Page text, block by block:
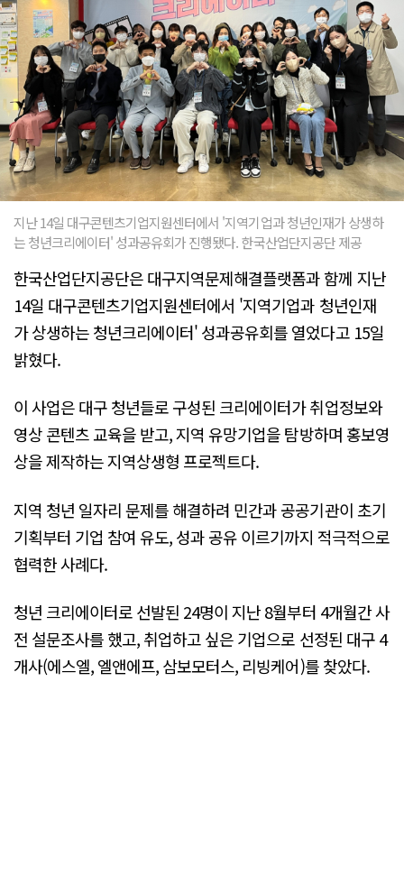
지난 14일 대구콘텐츠기업지원센터에서 '지역기업과 청년인재가 상생하
는 청년크리에이터' 성과공유회가 진행됐다. 한국산업단지공단 제공
한국산업단지공단은 대구지역문제해결플랫폼과 함께 지난
14일 대구콘텐츠기업지원센터에서 '지역기업과 청년인재
가 상생하는 청년크리에이터' 성과공유회를 열었다고 15일
밝혔다.
이 사업은 대구 청년들로 구성된 크리에이터가 취업정보와
영상 콘텐츠 교육을 받고, 지역 유망기업을 탐방하며 홍보영
상을 제작하는 지역상생형 프로젝트다.
지역 청년 일자리 문제를 해결하려 민간과 공공기관이 초기
기획부터 기업 참여 유도, 성과 공유 이르기까지 적극적으로
협력한 사례다.
청년 크리에이터로 선발된 24명이 지난 8월부터 4개월간 사
전 설문조사를 했고, 취업하고 싶은 기업으로 선정된 대구 4
개사(에스엘, 엘앤에프, 삼보모터스, 리빙케어)를 찾았다.